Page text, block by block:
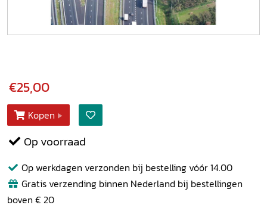
€25,00
Kopen
Op voorraad
Op werkdagen verzonden bij bestelling vóór 14.00
Gratis verzending binnen Nederland bij bestellingen
boven € 20